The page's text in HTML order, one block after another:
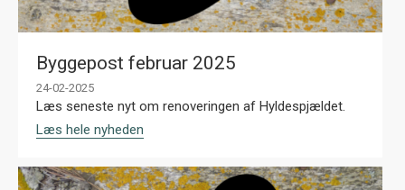
Byggepost februar 2025
24-02-2025
Læs seneste nyt om renoveringen af Hyldespjældet.
Læs hele nyheden